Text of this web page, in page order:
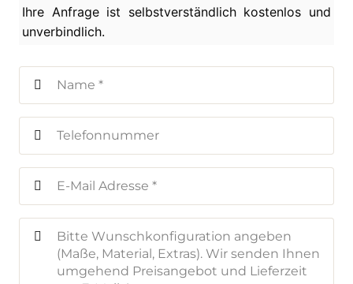
Ihre Anfrage ist selbstverständlich kostenlos und
unverbindlich.